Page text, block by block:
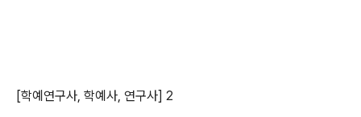
[학예연구사, 학예사, 연구사] 2